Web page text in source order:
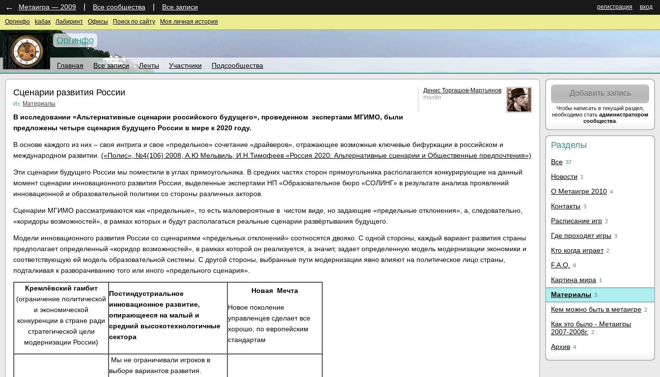
← Метаигра — 2009 вход
регистрация
Все сообщества Все записи
Оргинфо kaбак Лабиринт Офисы Поиск по сайту Моя личная история
Оргинфо
Главная Все записи Ленты Участники Подсообщества
Денис Торгашов-Мартьянов
master
Сценарии развития России
Из: Материалы
В исследовании «Альтернативные сценарии российского будущего», проведенном экспертами МГИМО, были
предложены четыре сценария будущего России в мире к 2020 году.
В основе каждого из них – своя интрига и свое «предельное» сочетание «драйверов», отражающее возможные ключевые бифуркации в российском и
международном развитии. («Полис», №4(106) 2008, А.Ю Мельвиль, И.Н.Тимофеев «Россия 2020: Альтернативные сценарии и Общественные предпочтения»)
Эти сценарии будущего России мы поместили в углах прямоугольника. В средних частях сторон прямоугольника располагаются конкурирующие на данный
момент сценарии инновационного развития России, выделенные экспертами НП «Образовательное бюро «СОЛИНГ» в результате анализа проявлений
инновационной и образовательной политики со стороны различных акторов.
Сценарии МГИМО рассматриваются как «предельные», то есть маловероятные в чистом виде, но задающие «предельные отклонения», а, следовательно,
«коридоры возможностей», в рамках которых и будут располагаться реальные сценарии развёртывания будущего.
Модели инновационного развития России со сценариями «предельных отклонений» соотносятся двояко. С одной стороны, каждый вариант развития страны
предполагает определенный «коридор возможностей», в рамках которой он реализуется, а значит, задает определенную модель модернизации экономики и
соответствующую ей модель образовательной системы. С другой стороны, выбранные пути модернизации явно влияют на политическое лицо страны,
подталкивая к разворачиванию того или иного «предельного сценария».
Кремлёвский гамбит
(ограничение политической
и экономической
конкуренции в стране ради
стратегической цели
модернизации России)
Постиндустриальное
инновационное развитие,
опирающееся на малый и
средний высокотехнологичные
сектора
Новая Мечта
Новое поколение
управленцев сделает все
хорошо, по европейским
стандартам
Мы не ограничивали игроков в
выборе вариантов развития.
Добавить запись
Чтобы написать в текущий раздел,
необходимо стать администратором
сообщества.
Разделы
Все 37
Новости 1
О Метаигре 2010 4
Контакты 3
Расписание игр 2
Где проходят игры 3
Кто когда играет 2
F.A.Q. 8
Картина мира 1
Материалы 3
Кем можно быть в метаигре 2
Как это было - Метаигры
2007-2008г.
2
Архив 4